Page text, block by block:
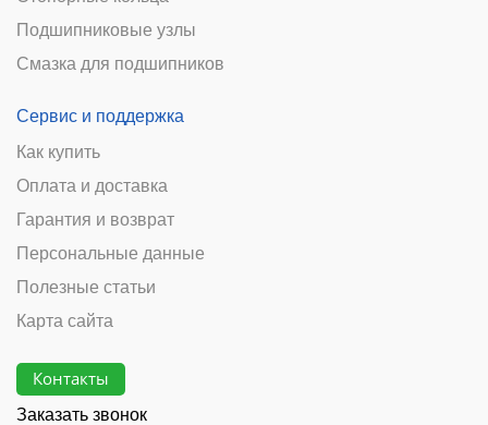
Подшипниковые узлы
Смазка для подшипников
Сервис и поддержка
Как купить
Оплата и доставка
Гарантия и возврат
Персональные данные
Полезные статьи
Карта сайта
Контакты
Заказать звонок